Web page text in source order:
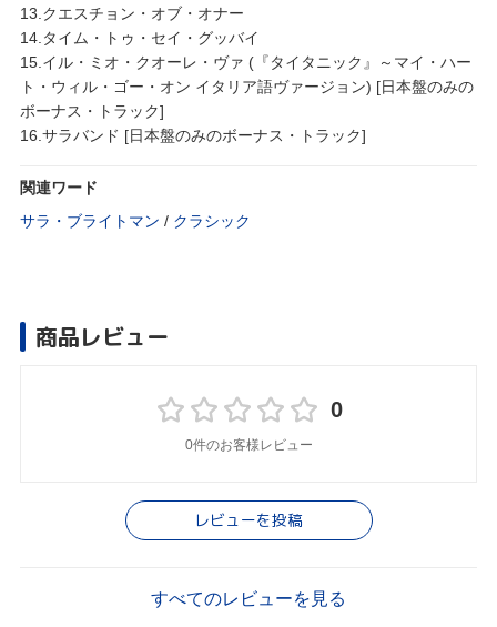
13.クエスチョン・オブ・オナー
14.タイム・トゥ・セイ・グッバイ
15.イル・ミオ・クオーレ・ヴァ (『タイタニック』～マイ・ハー
ト・ウィル・ゴー・オン イタリア語ヴァージョン) [日本盤のみの
ボーナス・トラック]
16.サラバンド [日本盤のみのボーナス・トラック]
関連ワード
サラ・ブライトマン / クラシック
商品レビュー
0
0件のお客様レビュー
レビューを投稿
すべてのレビューを見る